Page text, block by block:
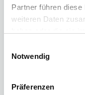
Partner führen
weiteren Daten
Cookies, wenn Sie
Notwendig
Präferenzen
die ideale
Cloud-Lösungen
keinen internen
Infrastruktur
wollen.
Darüber hinaus